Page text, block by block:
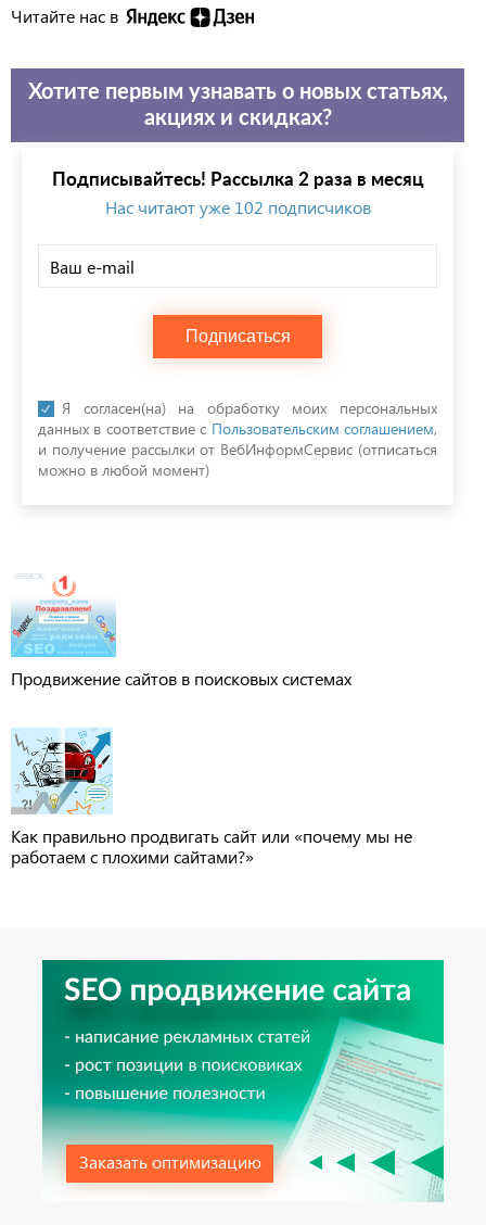
Читайте нас в
Хотите первым узнавать о новых статьях,
акциях и скидках?
Подписывайтесь! Рассылка 2 раза в месяц
Нас читают уже 102 подписчиков
Подписаться
Я согласен(на) на обработку моих персональных
данных в соответствие с Пользовательским соглашением,
и получение рассылки от ВебИнформСервис (отписаться
можно в любой момент)
Продвижение сайтов в поисковых системах
Как правильно продвигать сайт или «почему мы не
работаем с плохими сайтами?»
Заказать оптимизацию